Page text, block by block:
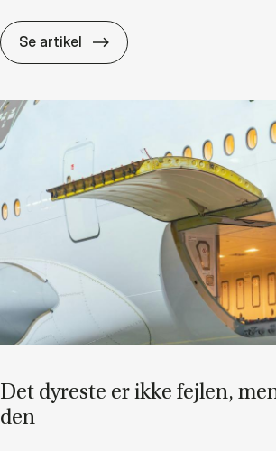
Se artikel Når virk­som­he­der
Det dy­re­ste er ikke fejl­en,
den